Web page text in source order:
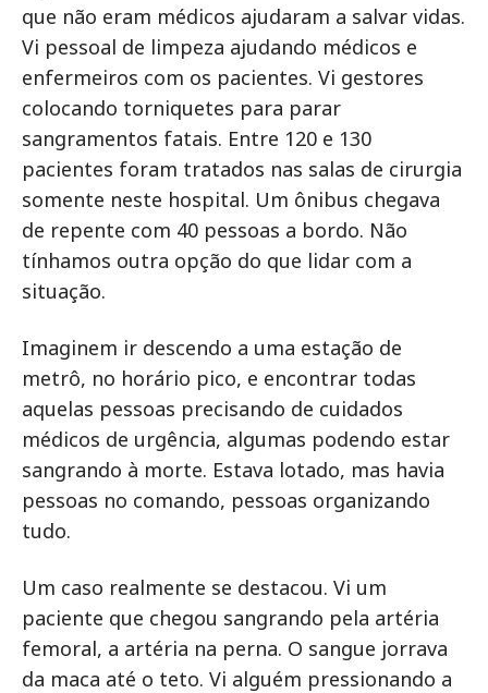
que não eram médicos ajudaram a salvar vidas.
Vi pessoal de limpeza ajudando médicos e
enfermeiros com os pacientes. Vi gestores
colocando torniquetes para parar
sangramentos fatais. Entre 120 e 130
pacientes foram tratados nas salas de cirurgia
somente neste hospital. Um ônibus chegava
de repente com 40 pessoas a bordo. Não
tínhamos outra opção do que lidar com a
situação.
Imaginem ir descendo a uma estação de
metrô, no horário pico, e encontrar todas
aquelas pessoas precisando de cuidados
médicos de urgência, algumas podendo estar
sangrando à morte. Estava lotado, mas havia
pessoas no comando, pessoas organizando
tudo.
Um caso realmente se destacou. Vi um
paciente que chegou sangrando pela artéria
femoral, a artéria na perna. O sangue jorrava
da maca até o teto. Vi alguém pressionando a